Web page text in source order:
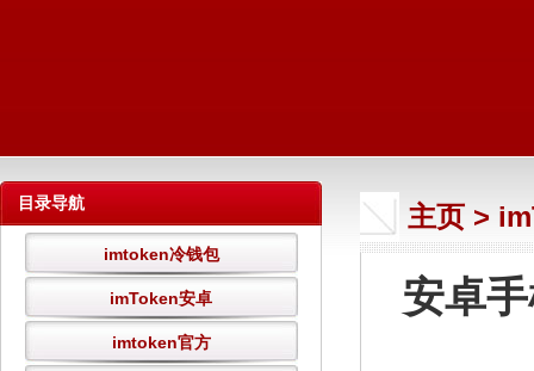
目录导航
imtoken冷钱包
imToken安卓
imtoken官方
主页 >
安卓